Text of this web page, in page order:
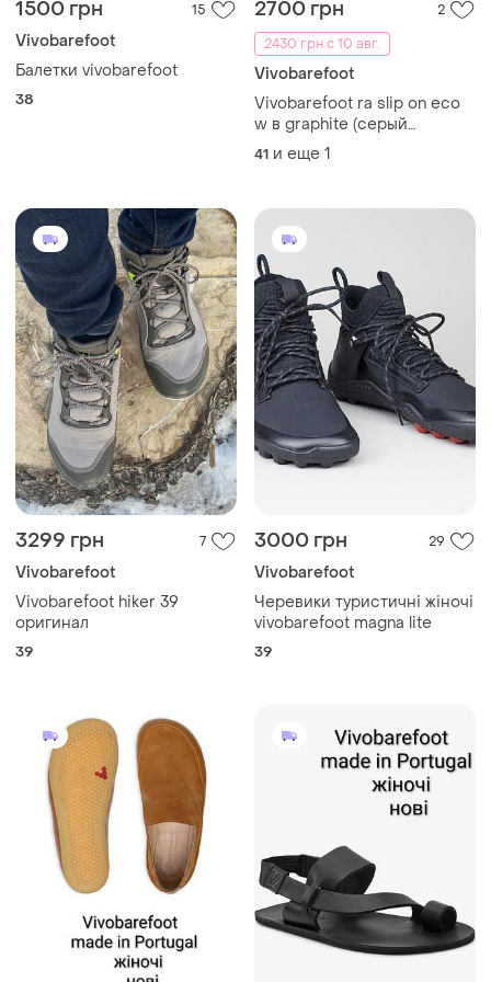
1500 грн 15
Vivobarefoot
Балетки vivobarefoot
38
2700 грн
2
2430 грн с 10 авг.
Vivobarefoot
Vivobarefoot ra slip on eco
w в graphite (серый
металик) серебристые
слипоны кеды barefoot
удобные еко 41
41 и еще 1
3299 грн 7
Vivobarefoot
Vivobarefoot hiker 39
оригинал
39
3000 грн 29
Vivobarefoot
Черевики туристичні жіночі
vivobarefoot magna lite
39